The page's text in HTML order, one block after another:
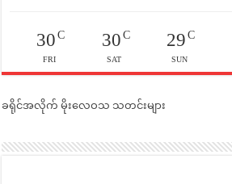
30C
FRI
30C
SAT
29 C
SUN
ခရိုင်အလိုက် မိုးလေဝသ သတင်းများ